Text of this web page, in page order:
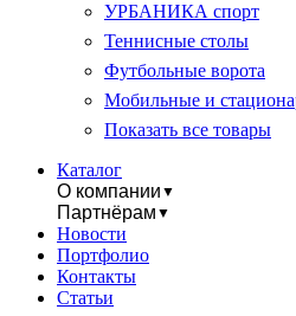
УРБАНИКА спорт
Теннисные столы
Футбольные ворота
Мобильные и
Показать все товары
Каталог
О компании ▼
Партнёрам ▼
Новости
Портфолио
Контакты
Статьи